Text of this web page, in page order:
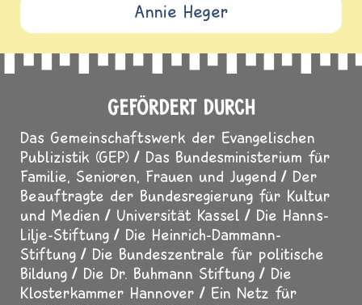
Annie Heger
GEFÖRDERT DURCH
Das Gemeinschaftswerk der Evangelischen
Publizistik (GEP)
Das Bundesministerium für
Familie, Senioren, Frauen und Jugend
Der
Beauftragte der Bundesregierung für Kultur
und Medien
Universität Kassel
Die Hanns-
Lilje-Stiftung
Die Heinrich-Dammann-
Stiftung
Die Bundeszentrale für politische
Bildung
Die Dr. Buhmann Stiftung
Die
Klosterkammer Hannover
Ein Netz für